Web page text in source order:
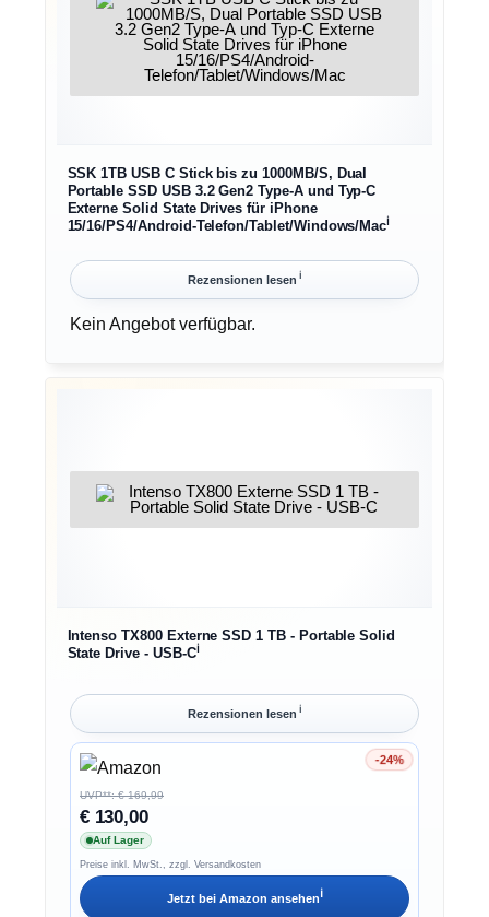
SSK 1TB USB C Stick bis zu 1000MB/S, Dual
Portable SSD USB 3.2 Gen2 Type-A und Typ-C
Externe Solid State Drives für iPhone
15/16/PS4/Android-Telefon/Tablet/Windows/Macℹ︎
Rezensionen lesen ℹ︎
Kein Angebot verfügbar.
Intenso TX800 Externe SSD 1 TB - Portable Solid
State Drive - USB-Cℹ︎
Rezensionen lesen ℹ︎
-24%
Ersparnis 24%
UVP**: € 169,99
€ 130,00
Auf Lager
Preise inkl. MwSt., zzgl. Versandkosten
Jetzt bei Amazon ansehenℹ︎